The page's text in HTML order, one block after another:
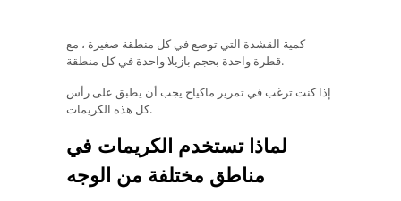
كمية القشدة التي توضع في كل منطقة صغيرة ، مع
قطرة واحدة بحجم بازيلا واحدة في كل منطقة.
إذا كنت ترغب في تمرير ماكياج يجب أن يطبق على رأس
كل هذه الكريمات.
لماذا تستخدم الكريمات في
مناطق مختلفة من الوجه